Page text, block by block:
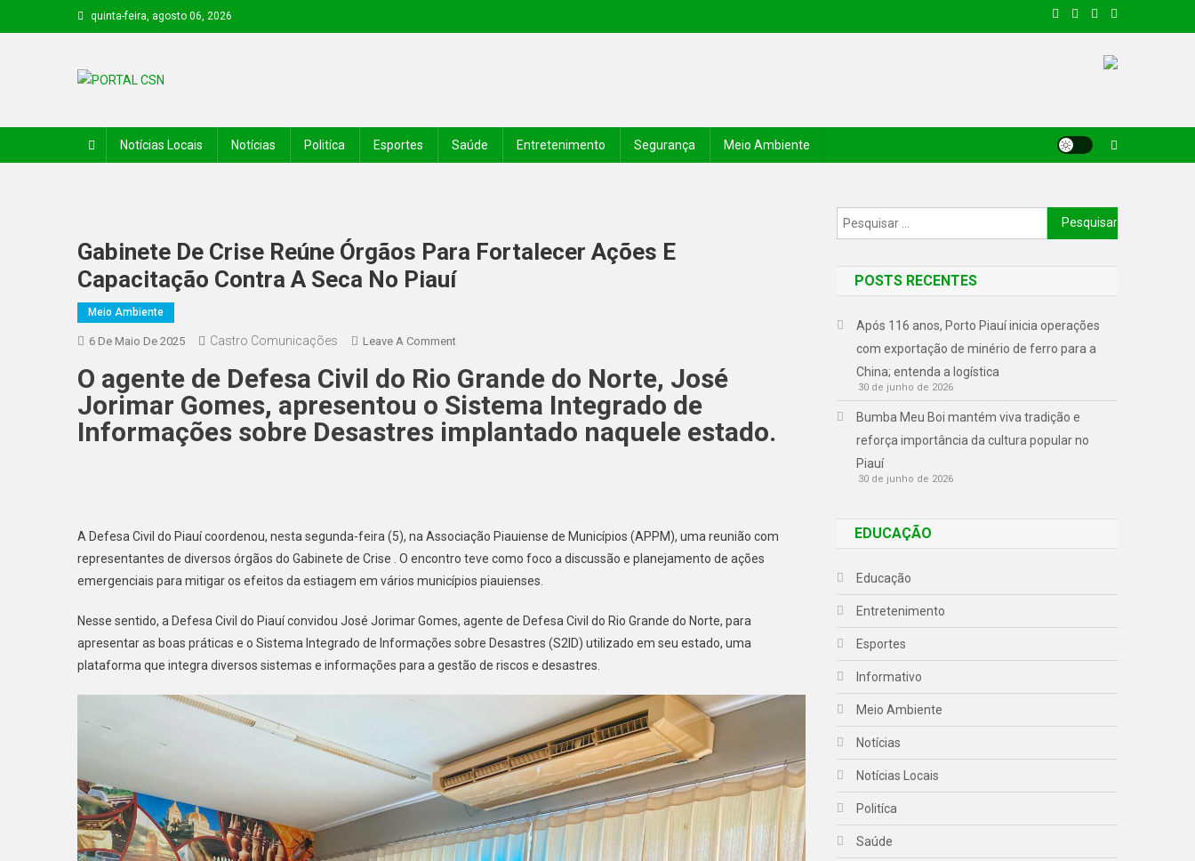
quinta-feira, agosto 06, 2026
Notícias Locais Notícias Politíca Esportes Saúde Entretenimento Segurança Meio Ambiente
Gabinete De Crise Reúne Órgãos Para Fortalecer Ações E
Capacitação Contra A Seca No Piauí
Meio Ambiente
6 De Maio De 2025 Castro Comunicações Leave A Comment
O agente de Defesa Civil do Rio Grande do Norte, José
Jorimar Gomes, apresentou o Sistema Integrado de
Informações sobre Desastres implantado naquele estado.
A Defesa Civil do Piauí coordenou, nesta segunda-feira (5), na Associação Piauiense de Municípios (APPM), uma reunião com
representantes de diversos órgãos do Gabinete de Crise . O encontro teve como foco a discussão e planejamento de ações
emergenciais para mitigar os efeitos da estiagem em vários municípios piauienses.
Nesse sentido, a Defesa Civil do Piauí convidou José Jorimar Gomes, agente de Defesa Civil do Rio Grande do Norte, para
apresentar as boas práticas e o Sistema Integrado de Informações sobre Desastres (S2ID) utilizado em seu estado, uma
plataforma que integra diversos sistemas e informações para a gestão de riscos e desastres.
POSTS RECENTES
Após 116 anos, Porto Piauí inicia operações
com exportação de minério de ferro para a
China; entenda a logística
30 de junho de 2026
Bumba Meu Boi mantém viva tradição e
reforça importância da cultura popular no
Piauí
30 de junho de 2026
EDUCAÇÃO
Educação
Entretenimento
Esportes
Informativo
Meio Ambiente
Notícias
Notícias Locais
Politíca
Saúde